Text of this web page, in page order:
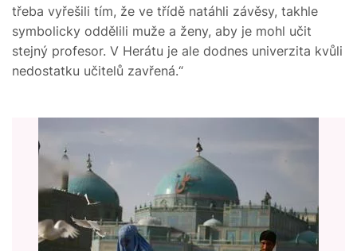
třeba vyřešili tím, že ve třídě natáhli závěsy, takhle
symbolicky oddělili muže a ženy, aby je mohl učit
stejný profesor. V Herátu je ale dodnes univerzita kvůli
nedostatku učitelů zavřená.“